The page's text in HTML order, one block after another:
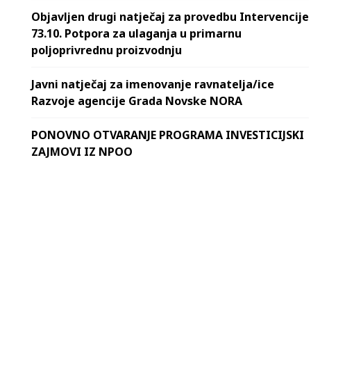
Objavljen drugi natječaj za provedbu Intervencije
73.10. Potpora za ulaganja u primarnu
poljoprivrednu proizvodnju
Javni natječaj za imenovanje ravnatelja/ice
Razvoje agencije Grada Novske NORA
PONOVNO OTVARANJE PROGRAMA INVESTICIJSKI
ZAJMOVI IZ NPOO